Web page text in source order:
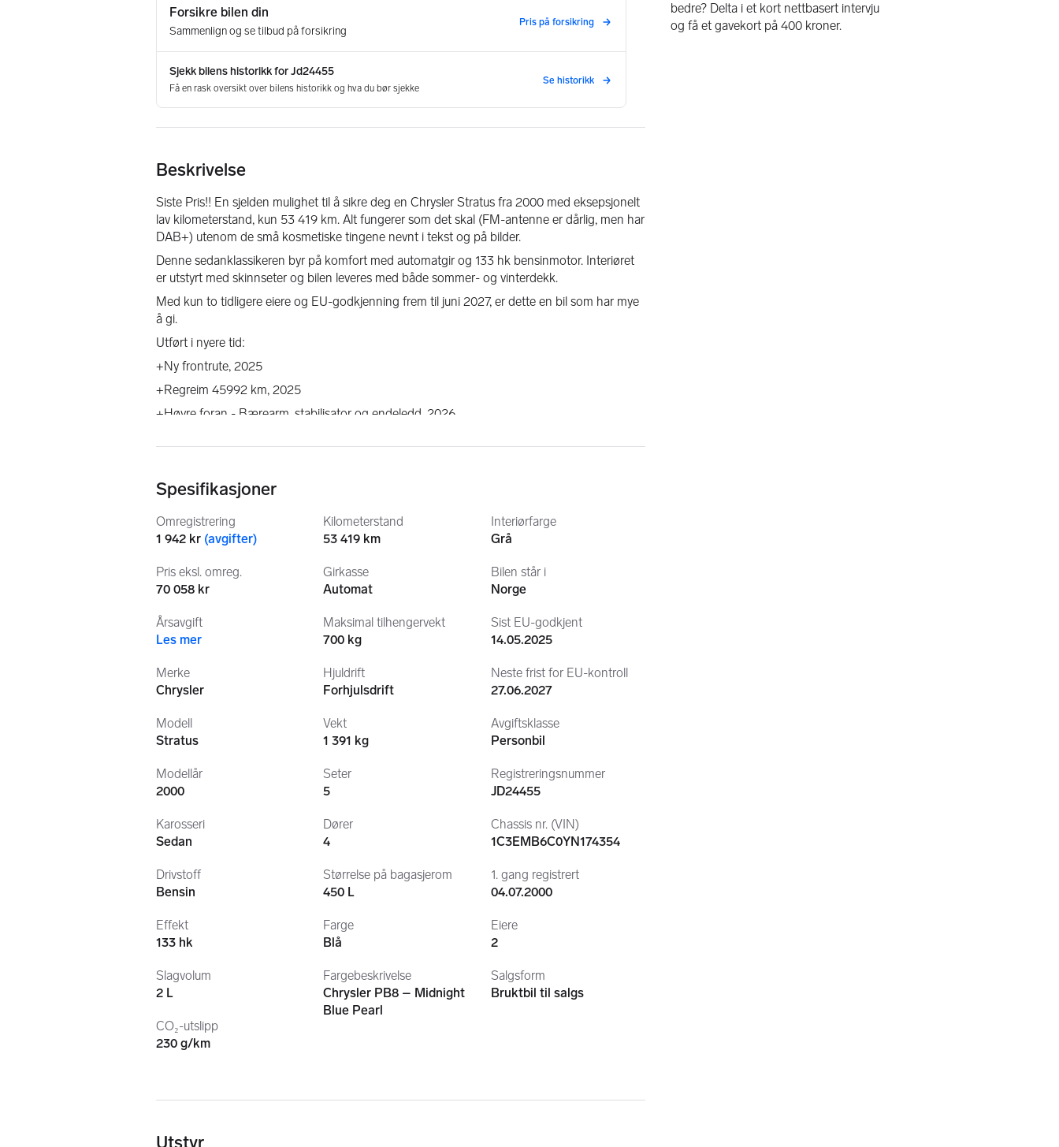
bedre? Delta i et kort nettbasert intervju
og få et gavekort på 400 kroner.
Beskrivelse
Siste Pris!! En sjelden mulighet til å sikre deg en Chrysler Stratus fra 2000 med eksepsjonelt
lav kilometerstand, kun 53 419 km. Alt fungerer som det skal (FM-antenne er dårlig, men har
DAB+) utenom de små kosmetiske tingene nevnt i tekst og på bilder.
Denne sedanklassikeren byr på komfort med automatgir og 133 hk bensinmotor. Interiøret
er utstyrt med skinnseter og bilen leveres med både sommer- og vinterdekk.
Med kun to tidligere eiere og EU-godkjenning frem til juni 2027, er dette en bil som har mye
å gi.
Utført i nyere tid:
+Ny frontrute, 2025
+Regreim 45992 km, 2025
+Høyre foran - Bærearm, stabilisator og endeledd, 2026
Merk: En veldig liten bulk på panser, lakkflassing bak døråpnere inne i dørene, små bobler i
lakk foran høyre bakskjerm som knapt er synlig (Sprayboks med bilens originalfarge
medfølger), se bilder. Multimediespiller med bluetooth, handsfree mm medfølger.
Spesifikasjoner
Omregistrering
1 942 kr (avgifter)
Pris eksl. omreg.
70 058 kr
Årsavgift
Les mer
Merke
Chrysler
Modell
Stratus
Modellår
2000
Karosseri
Sedan
Drivstoff
Bensin
Effekt
133 hk
Slagvolum
2 L
CO₂-utslipp
230 g/km
Kilometerstand
53 419 km
Girkasse
Automat
Maksimal tilhengervekt
700 kg
Hjuldrift
Forhjulsdrift
Vekt
1 391 kg
Seter
5
Dører
4
Størrelse på bagasjerom
450 L
Farge
Blå
Fargebeskrivelse
Chrysler PB8 – Midnight
Blue Pearl
Interiørfarge
Grå
Bilen står i
Norge
Sist EU-godkjent
14.05.2025
Neste frist for EU-kontroll
27.06.2027
Avgiftsklasse
Personbil
Registreringsnummer
JD24455
Chassis nr. (VIN)
1C3EMB6C0YN174354
1. gang registrert
04.07.2000
Eiere
2
Salgsform
Bruktbil til salgs